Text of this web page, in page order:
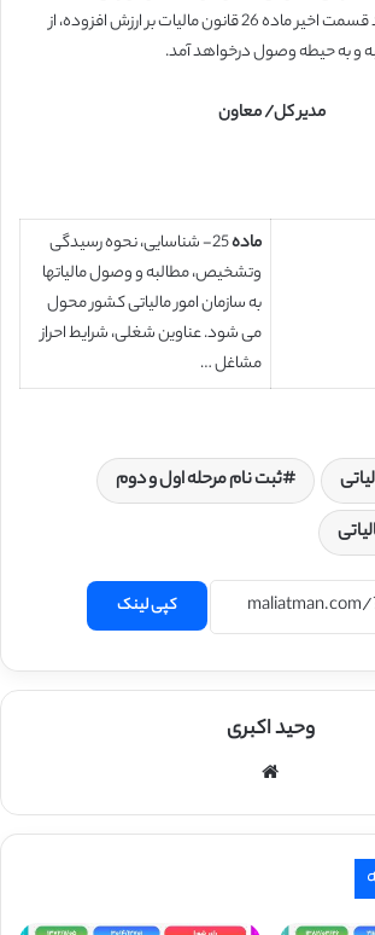
وفق مقررات و به استناد قسمت اخیر ماده 26 قانون مالیات بر ارزش افزوده، از
و به حیطه وصول درخواهد آمد.
معاون
ماده
25- شناسایی، نحوه رسیدگی
وتشخیص، مطالبه و وصول مالیاتها
به سازمان امور مالیاتی کشور محول
می شود. عناوین شغلی، شرایط احراز
مشاغل …
ثبت نام مرحله اول و دوم
کپی لینک
وحید اکبری